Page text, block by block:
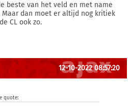
beste van het veld en met name
Maar dan moet er altijd nog kritiek
CL ook zo.
12-10-2022 08:57:20
quote: